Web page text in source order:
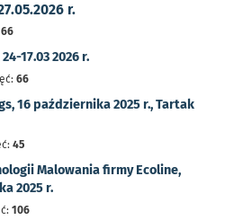
r.
66
17.03 2026 r.
66
16 października 2025 r., Tartak
45
Malowania firmy Ecoline,
2025 r.
106